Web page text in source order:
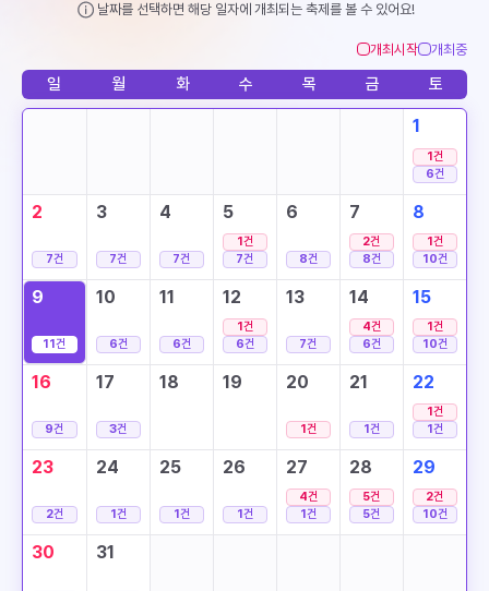
날짜를 선택하면 해당 일자에 개최되는 축제를 볼 수 있어요!
개최시작 개최중
일 월 화 수 목 금 토
1
1건
6건
2
7건
3
7건
4
7건
5
1건
7건
6
8건
7
2건
8건
8
1건
10건
9
11건
10
6건
11
6건
12
1건
6건
13
7건
14
4건
6건
15
1건
10건
16
9건
17
3건
18 19 20
1건
21
1건
22
1건
1건
23
2건
24
1건
25
1건
26
1건
27
4건
1건
28
5건
5건
29
2건
10건
30 31